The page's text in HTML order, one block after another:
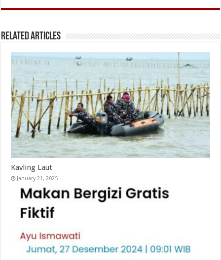
Related Articles
Kavling Laut
January 21, 2025